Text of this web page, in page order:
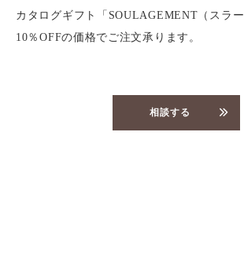
カタログギフト「SOULAGEMENT（スラー
10％OFFの価格でご注文承ります。
相談する